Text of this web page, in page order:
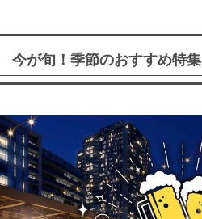
今が旬！季節のおすすめ特集